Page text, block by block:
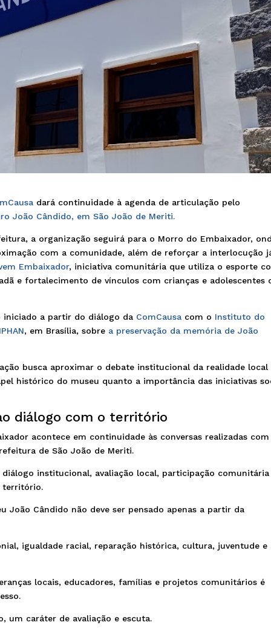
dará continuidade à agenda de articulação pelo
João Cândido, em São João de Meriti.
a organização seguirá para o Morro do Embaixador,
com a comunidade, além de reforçar a interlocução
Embaixador, iniciativa comunitária que utiliza o esporte
e fortalecimento de vínculos com crianças e adolescentes
iniciado a partir do diálogo da ComCausa com o Instituto do
, em Brasília, sobre a preservação da memória de João
busca aproximar o debate institucional da realidade local
histórico do museu quanto a importância das iniciativas
diálogo com o território
acontece em continuidade às conversas realizadas
de São João de Meriti.
institucional, avaliação local, participação comunitária
território.
João Cândido não deve ser pensado apenas a partir da
igualdade racial, reparação histórica, cultura, juventude e
locais, educadores, famílias e projetos comunitários é
um caráter de avaliação e escuta.